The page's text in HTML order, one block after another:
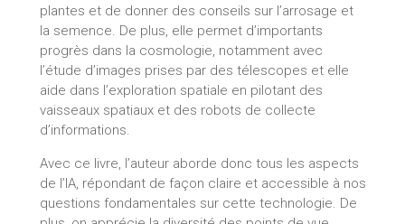
plantes et de donner des conseils sur l’arrosage et
la semence. De plus, elle permet d’importants
progrès dans la cosmologie, notamment avec
l’étude d’images prises par des télescopes et elle
aide dans l’exploration spatiale en pilotant des
vaisseaux spatiaux et des robots de collecte
d’informations.
Avec ce livre, l’auteur aborde donc tous les aspects
de l’IA, répondant de façon claire et accessible à nos
questions fondamentales sur cette technologie. De